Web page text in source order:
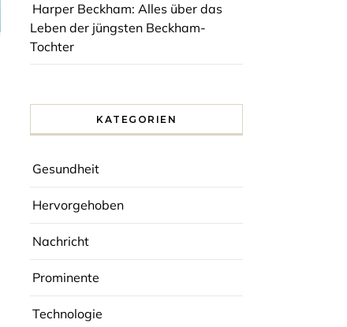
Harper Beckham: Alles über das
Leben der jüngsten Beckham-
Tochter
KATEGORIEN
Gesundheit
Hervorgehoben
Nachricht
Prominente
Technologie